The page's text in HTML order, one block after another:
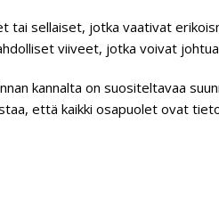
tai sellaiset, jotka vaativat
viiveet, jotka voivat
kannalta on suositeltavaa
että kaikki osapuolet ovat